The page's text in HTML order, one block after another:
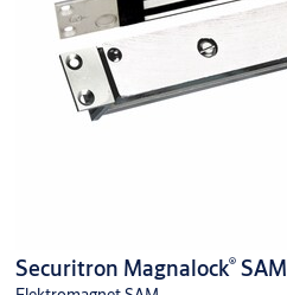
Securitron Magnalock®SAM